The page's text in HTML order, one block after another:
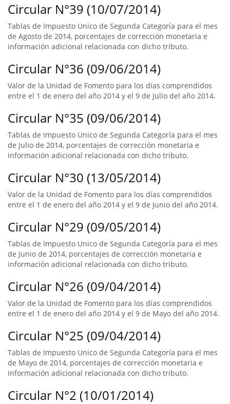
Circular N°39 (10/07/2014)
Tablas de Impuesto Unico de Segunda Categoría para el mes
de Agosto de 2014, porcentajes de corrección monetaria e
información adicional relacionada con dicho tributo.
Circular N°36 (09/06/2014)
Valor de la Unidad de Fomento para los días comprendidos
entre el 1 de enero del año 2014 y el 9 de Julio del año 2014.
Circular N°35 (09/06/2014)
Tablas de Impuesto Unico de Segunda Categoría para el mes
de Julio de 2014, porcentajes de corrección monetaria e
información adicional relacionada con dicho tributo.
Circular N°30 (13/05/2014)
Valor de la Unidad de Fomento para los días comprendidos
entre el 1 de enero del año 2014 y el 9 de Junio del año 2014.
Circular N°29 (09/05/2014)
Tablas de Impuesto Unico de Segunda Categoría para el mes
de Junio de 2014, porcentajes de corrección monetaria e
información adicional relacionada con dicho tributo.
Circular N°26 (09/04/2014)
Valor de la Unidad de Fomento para los días comprendidos
entre el 1 de enero del año 2014 y el 9 de Mayo del año 2014.
Circular N°25 (09/04/2014)
Tablas de Impuesto Unico de Segunda Categoría para el mes
de Mayo de 2014, porcentajes de corrección monetaria e
información adicional relacionada con dicho tributo.
Circular N°2 (10/01/2014)